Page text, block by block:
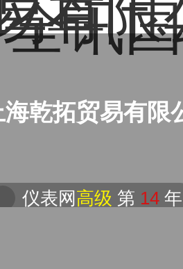
有限
讯
海乾拓贸易有限
仪表网高级 第 14年